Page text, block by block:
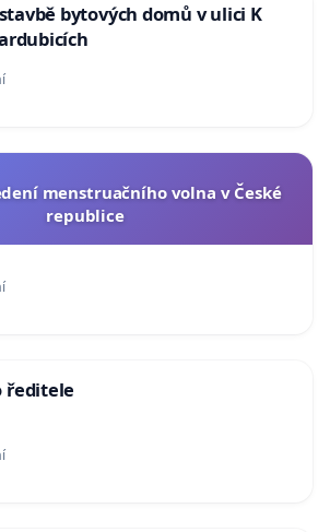
bytových domů v ulici K
menstruačního volna v České
republice
ředitele